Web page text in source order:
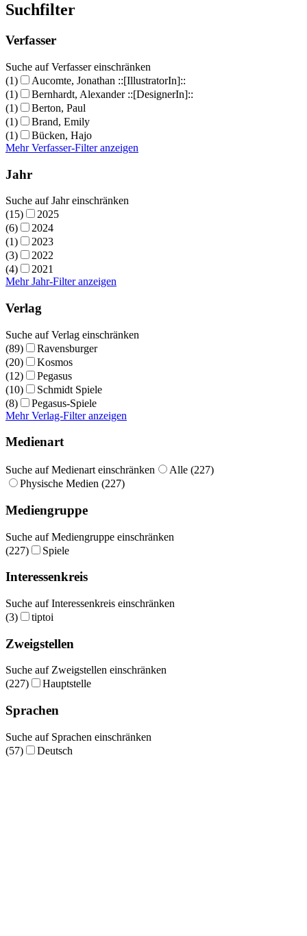
Suchfilter
Verfasser
Suche auf Verfasser einschränken
(1)
Aucomte, Jonathan ::[IllustratorIn]::
(1)
Bernhardt, Alexander ::[DesignerIn]::
(1)
Berton, Paul
(1)
Brand, Emily
(1)
Bücken, Hajo
Mehr Verfasser-Filter anzeigen
Jahr
Suche auf Jahr einschränken
(15)
2025
(6)
2024
(1)
2023
(3)
2022
(4)
2021
Mehr Jahr-Filter anzeigen
Verlag
Suche auf Verlag einschränken
(89)
Ravensburger
(20)
Kosmos
(12)
Pegasus
(10)
Schmidt Spiele
(8)
Pegasus-Spiele
Mehr Verlag-Filter anzeigen
Medienart
Suche auf Medienart einschränken
Alle (227)
Physische Medien (227)
Mediengruppe
Suche auf Mediengruppe einschränken
(227)
Spiele
Interessenkreis
Suche auf Interessenkreis einschränken
(3)
tiptoi
Zweigstellen
Suche auf Zweigstellen einschränken
(227)
Hauptstelle
Sprachen
Suche auf Sprachen einschränken
(57)
Deutsch